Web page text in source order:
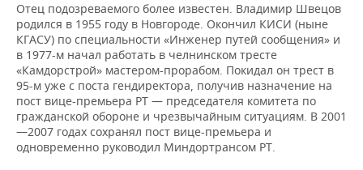
Отец подозреваемого более известен. Владимир Швецов
родился в 1955 году в Новгороде. Окончил КИСИ (ныне
КГАСУ) по специальности «Инженер путей сообщения» и
в 1977-м начал работать в челнинском тресте
«Камдорстрой» мастером-прорабом. Покидал он трест в
95-м уже с поста гендиректора, получив назначение на
пост вице-премьера РТ — председателя комитета по
гражданской обороне и чрезвычайным ситуациям. В 2001
—2007 годах сохранял пост вице-премьера и
одновременно руководил Миндортрансом РТ.